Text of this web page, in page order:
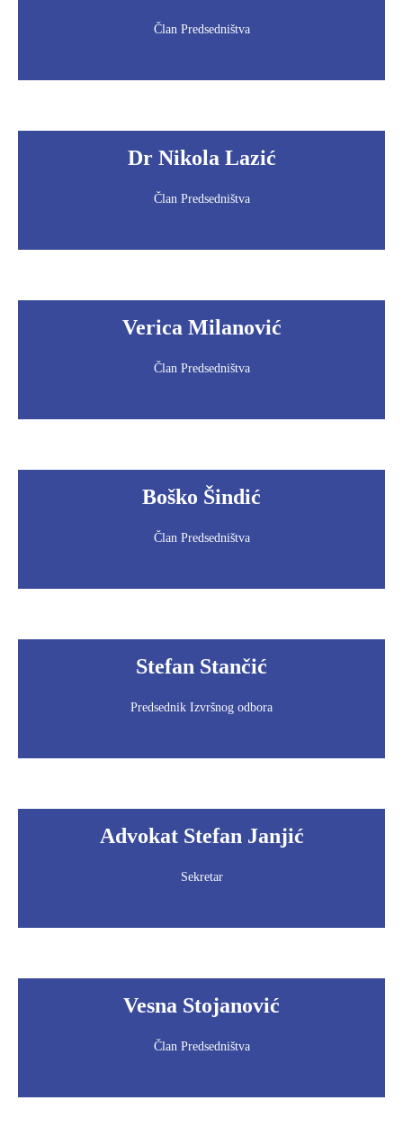
Član Predsedništva
Dr Nikola Lazić
Član Predsedništva
Verica Milanović
Član Predsedništva
Boško Šindić
Član Predsedništva
Stefan Stančić
Predsednik Izvršnog odbora
Advokat Stefan Janjić
Sekretar
Vesna Stojanović
Član Predsedništva